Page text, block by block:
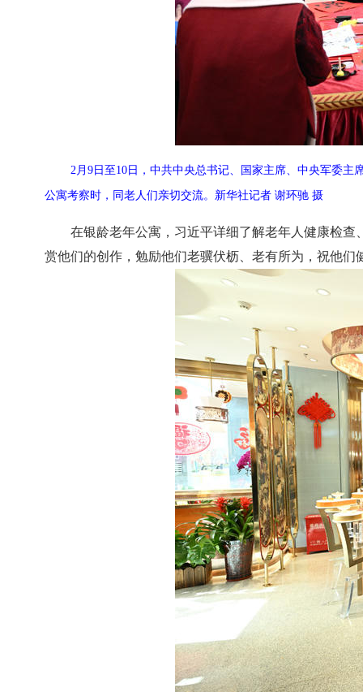
2月9日至10日，中共中央总书记、国家主席、中央军委
公寓考察时，同老人们亲切交流。新华社记者 谢环驰 摄
在银龄老年公寓，习近平详细了解老年人健康检
赏他们的创作，勉励他们老骥伏枥、老有所为，祝他们